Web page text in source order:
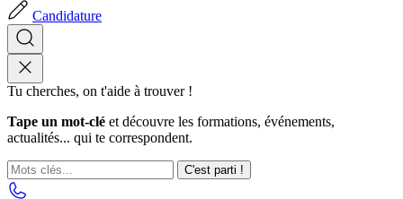
Candidature
Tu cherches, on t'aide à trouver !
Tape un mot-clé et découvre les formations, événements,
actualités... qui te correspondent.
C'est parti !